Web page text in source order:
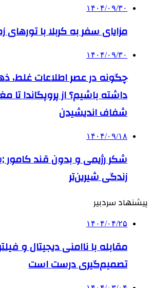
۱۴۰۴/۰۹/۳۰
مزایای سفر به کربلا با
۱۴۰۴/۰۹/۳۰
چگونه در عصر اطلاعات غلط،
داشته باشیم؟ از پروپگاندا تا
شفاف اندیشیدن
۱۴۰۴/۰۹/۱۸
شکر رژیمی و بدون قند کامور
زندگی شیرین‌تر
پیشنهاد سردبیر
۱۴۰۴/۰۴/۲۵
مقابله با ناامنی دیجیتال و
تصمیم‌گیری درست است